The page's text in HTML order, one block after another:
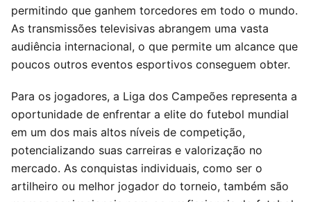
permitindo que ganhem torcedores em todo o mundo.
As transmissões televisivas abrangem uma vasta
audiência internacional, o que permite um alcance que
poucos outros eventos esportivos conseguem obter.
Para os jogadores, a Liga dos Campeões representa a
oportunidade de enfrentar a elite do futebol mundial
em um dos mais altos níveis de competição,
potencializando suas carreiras e valorização no
mercado. As conquistas individuais, como ser o
artilheiro ou melhor jogador do torneio, também são